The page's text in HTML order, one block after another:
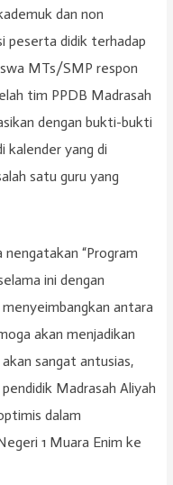
dan non
peserta didik terhadap
MTs/SMP respon
tim PPDB Madrasah
dengan bukti-bukti
yang di
satu guru yang
nengatakan “Program
ini dengan
antara
akan menjadikan
sangat antusias,
Madrasah Aliyah
dalam
1 Muara Enim ke